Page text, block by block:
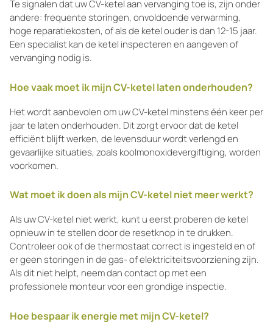
Te signalen dat uw CV-ketel aan vervanging toe is, zijn onder
andere: frequente storingen, onvoldoende verwarming,
hoge reparatiekosten, of als de ketel ouder is dan 12-15 jaar.
Een specialist kan de ketel inspecteren en aangeven of
vervanging nodig is.
Hoe vaak moet ik mijn CV-ketel laten onderhouden?
Het wordt aanbevolen om uw CV-ketel minstens één keer per
jaar te laten onderhouden. Dit zorgt ervoor dat de ketel
efficiënt blijft werken, de levensduur wordt verlengd en
gevaarlijke situaties, zoals koolmonoxidevergiftiging, worden
voorkomen.
Wat moet ik doen als mijn CV-ketel niet meer werkt?
Als uw CV-ketel niet werkt, kunt u eerst proberen de ketel
opnieuw in te stellen door de resetknop in te drukken.
Controleer ook of de thermostaat correct is ingesteld en of
er geen storingen in de gas- of elektriciteitsvoorziening zijn.
Als dit niet helpt, neem dan contact op met een
professionele monteur voor een grondige inspectie.
Hoe bespaar ik energie met mijn CV-ketel?